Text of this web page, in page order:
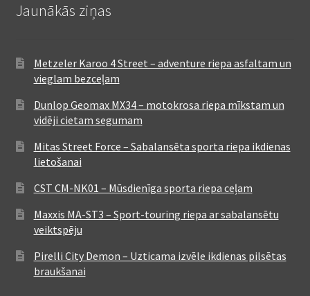
Jaunākās ziņas
Metzeler Karoo 4 Street – adventure riepa asfaltam un
vieglam bezceļam
Dunlop Geomax MX34 – motokrosa riepa mīkstam un
vidēji cietam segumam
Mitas Street Force – Sabalansēta sporta riepa ikdienas
lietošanai
CST CM-NK01 – Mūsdienīga sporta riepa ceļam
Maxxis MA-ST3 – Sport-touring riepa ar sabalansētu
veiktspēju
Pirelli City Demon – Uzticama izvēle ikdienas pilsētas
braukšanai